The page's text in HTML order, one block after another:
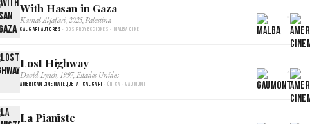
With Hasan in Gaza
Kamal Aljafari, 2025, Palestina
Caligari Autores · Dos proyecciones · Malba Cine
×
Lost Highway
David Lynch, 1997, Estados Unidos
American Cinemateque at Caligari · Única · Gaumont
×
La Pianiste